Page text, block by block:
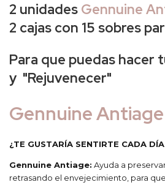
2 unidades Gennuine
2 cajas con 15 sobres
Para que puedas
y "Rejuvenecer"
Gennuine Antiage
¿TE GUSTARÍA SENTIRTE CADA
Gennuine Antiage: Ayuda a
retrasando el envejecimiento, para